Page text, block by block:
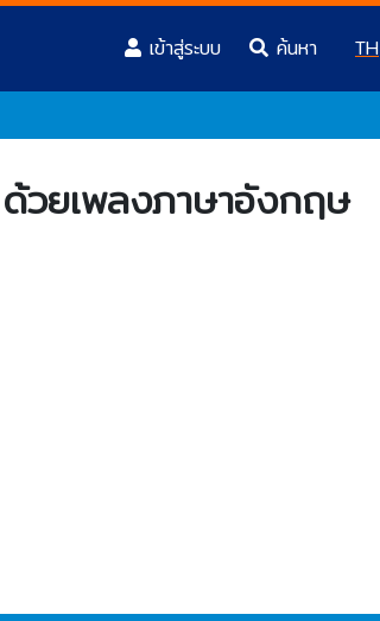
เข้าสู่ระบบ(current)ค้นหา TH
วยเพลงภาษาอังกฤษ